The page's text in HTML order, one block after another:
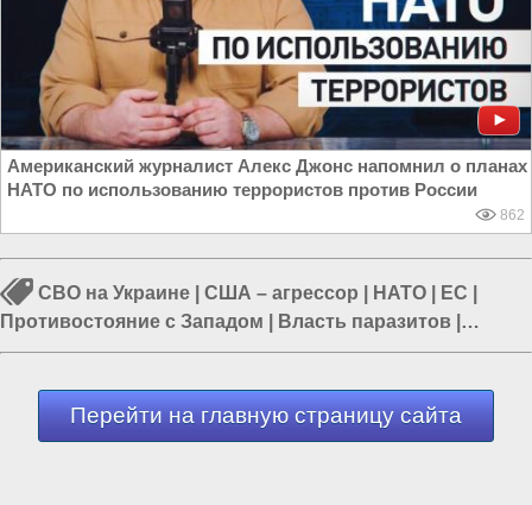
Американский журналист Алекс Джонс напомнил о планах
НАТО по использованию террористов против России
862
СВО на Украине США – агрессор НАТО ЕС
Противостояние с Западом
Власть паразитов
Политика в мире
Перейти на главную страницу сайта